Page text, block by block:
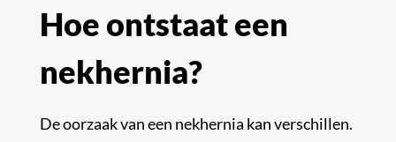
Hoe ontstaat een
nekhernia?
De oorzaak van een nekhernia kan verschillen.